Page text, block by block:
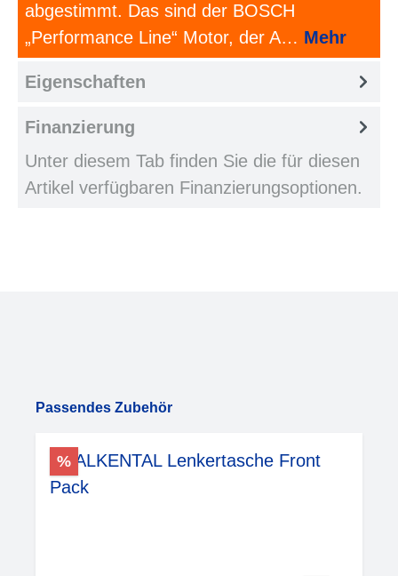
abgestimmt. Das sind der BOSCH
„Performance Line“ Motor, der A… Mehr
Eigenschaften
Finanzierung
Unter diesem Tab finden Sie die für diesen
Artikel verfügbaren Finanzierungsoptionen.
Produktgalerie überspringen
Passendes Zubehör
%